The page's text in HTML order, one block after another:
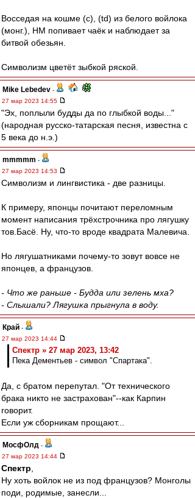
Восседая на кошме (с), (td) из белого войлока
(монг.), НМ попивает чаёк и наблюдает за
битвой обезьян.
Символизм цветёт зыбкой ряской.
Mike Lebedev -
27 мар 2023 14:55
"Эх, поплыли будды да по глыбкой воды..."
(народная русско-татарская песня, известна с
5 века до н.э.)
mmmmm -
27 мар 2023 14:53
Символизм и лингвистика - две разницы.
К примеру, японцы почитают переломным
момент написания трёхстрочника про лягушку
тов.Басё. Ну, что-то вроде квадрата Малевича.
Но лягушатниками почему-то зовут вовсе не
японцев, а французов.
- Что же раньше - Будда или зелень мха?
- Слышали? Лягушка прыгнула в воду.
Край -
27 мар 2023 14:44
Спектр » 27 мар 2023, 13:42
Пека Дементьев - символ "Спартака".
Да, с братом перепутал. "От технического
брака никто не застрахован"--как Карпин
говорит.
Если уж сборникам прощают...
МосфОлд -
27 мар 2023 14:44
Спектр
Ну хоть войлок не из под французов? Монголы
поди, родимые, занесли...